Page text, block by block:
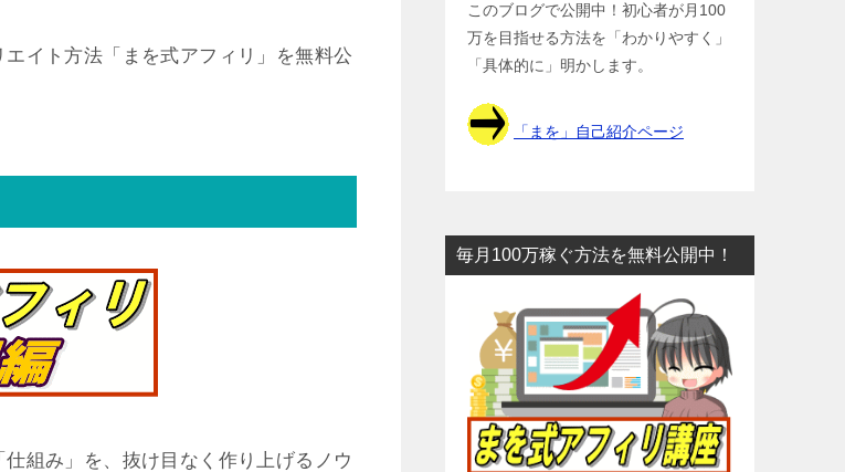
イト方法「まを式アフィリ」を無料公
組み」を、抜け目なく作り上げるノウ
このブログで公開中！初心者が月100
万を目指せる方法を「わかりやすく」
「具体的に」明かします。
「まを」自己紹介ページ
毎月100万稼ぐ方法を無料公開中！